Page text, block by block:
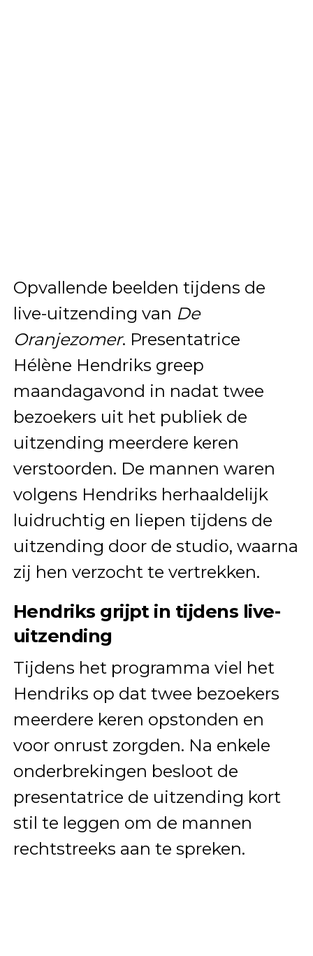
Opvallende beelden tijdens de
live-uitzending van De
Oranjezomer. Presentatrice
Hélène Hendriks greep
maandagavond in nadat twee
bezoekers uit het publiek de
uitzending meerdere keren
verstoorden. De mannen waren
volgens Hendriks herhaaldelijk
luidruchtig en liepen tijdens de
uitzending door de studio, waarna
zij hen verzocht te vertrekken.
Hendriks grijpt in tijdens live-
uitzending
Tijdens het programma viel het
Hendriks op dat twee bezoekers
meerdere keren opstonden en
voor onrust zorgden. Na enkele
onderbrekingen besloot de
presentatrice de uitzending kort
stil te leggen om de mannen
rechtstreeks aan te spreken.